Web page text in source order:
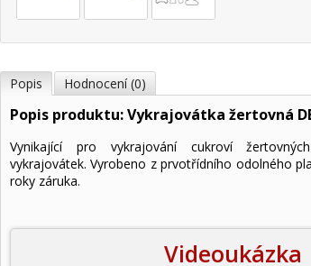
Popis Hodnocení (0)
Popis produktu: Vykrajovátka žertovná
Vynikající pro vykrajování cukroví
vykrajovátek. Vyrobeno z prvotřídního odolného
roky záruka.
Videoukázka